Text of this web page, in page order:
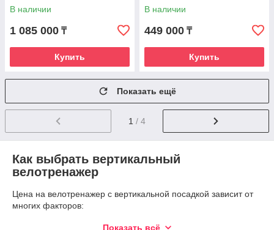
В наличии
1 085 000 ₸
Купить
В наличии
449 000 ₸
Купить
Показать ещё
1 / 4
Как выбрать вертикальный
велотренажер
Цена на велотренажер с вертикальной посадкой зависит от
многих факторов:
Показать всё